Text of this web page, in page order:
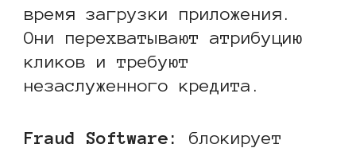
время загрузки приложения.
Они перехватывают атрибуцию
кликов и требуют
незаслуженного кредита.
Fraud Software:
блокирует